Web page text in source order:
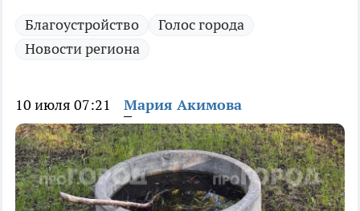
Благоустройство
Голос города
Новости региона
10 июля 07:21 Мария Акимова